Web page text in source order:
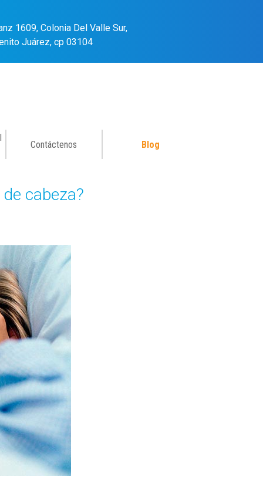
1609, Colonia Del Valle Sur,
Juárez, cp 03104
Contáctenos Blog
cabeza?